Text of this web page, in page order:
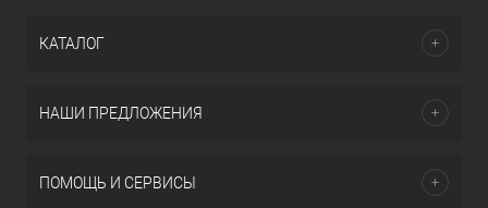
КАТАЛОГ
НАШИ ПРЕДЛОЖЕНИЯ
ПОМОЩЬ И СЕРВИСЫ